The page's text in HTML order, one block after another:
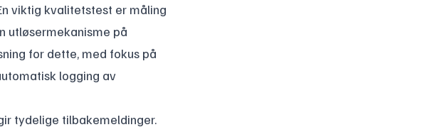
viktig kvalitetstest er måling
utløsermekanisme på
for dette, med fokus på
logging av
tydelige tilbakemeldinger.